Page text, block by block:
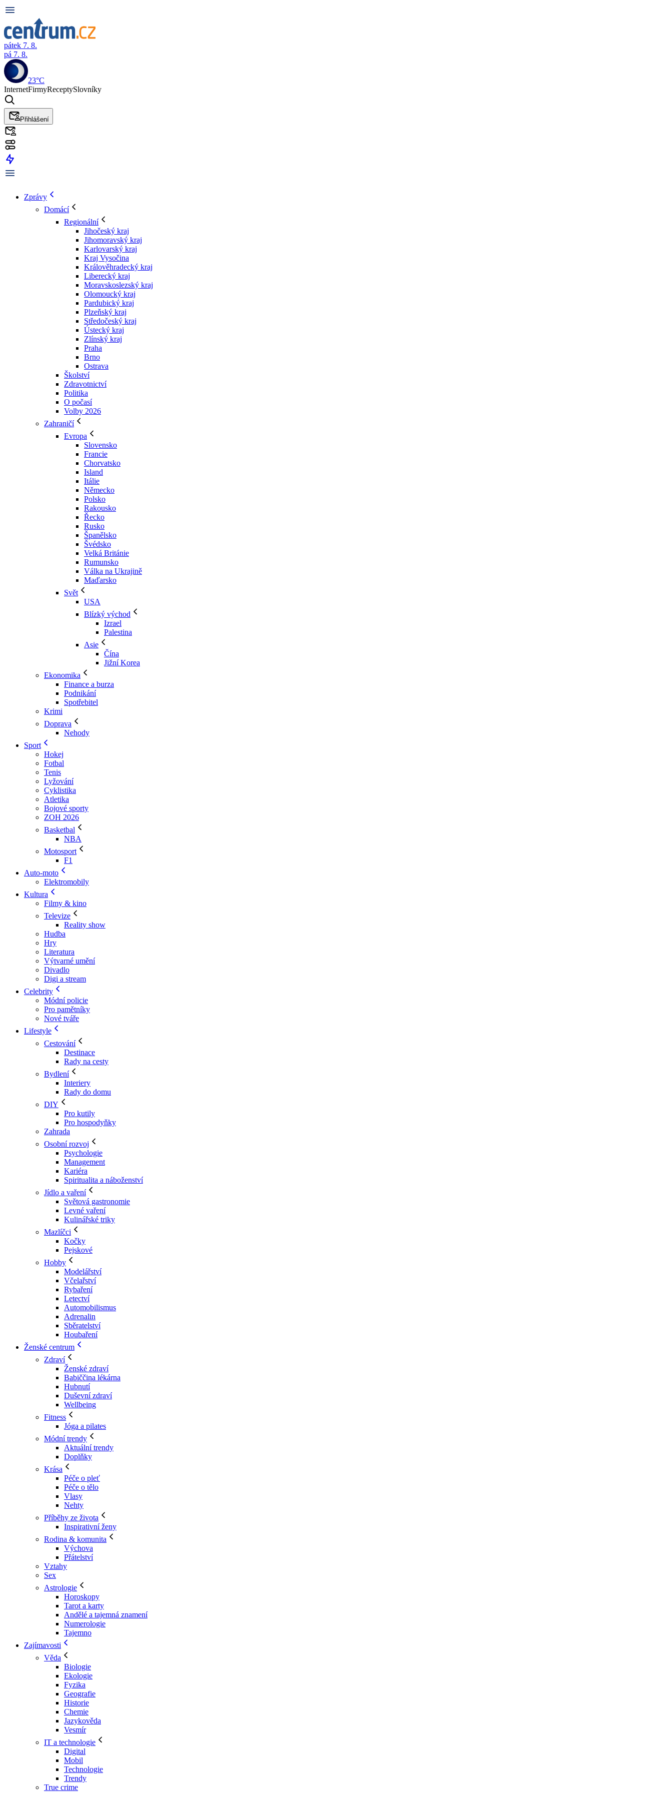
pátek 7. 8.
pá 7. 8.
23°C
InternetFirmyReceptySlovníky
Přihlášení
Zprávy
Domácí
Regionální
Jihočeský kraj
Jihomoravský kraj
Karlovarský kraj
Kraj Vysočina
Králověhradecký kraj
Liberecký kraj
Moravskoslezský kraj
Olomoucký kraj
Pardubický kraj
Plzeňský kraj
Středočeský kraj
Ústecký kraj
Zlínský kraj
Praha
Brno
Ostrava
Školství
Zdravotnictví
Politika
O počasí
Volby 2026
Zahraničí
Evropa
Slovensko
Francie
Chorvatsko
Island
Itálie
Německo
Polsko
Rakousko
Řecko
Rusko
Španělsko
Švédsko
Velká Británie
Rumunsko
Válka na Ukrajině
Maďarsko
Svět
USA
Blízký východ
Izrael
Palestina
Asie
Čína
Jižní Korea
Ekonomika
Finance a burza
Podnikání
Spotřebitel
Krimi
Doprava
Nehody
Sport
Hokej
Fotbal
Tenis
Lyžování
Cyklistika
Atletika
Bojové sporty
ZOH 2026
Basketbal
NBA
Motosport
F1
Auto-moto
Elektromobily
Kultura
Filmy & kino
Televize
Reality show
Hudba
Hry
Literatura
Výtvarné umění
Divadlo
Digi a stream
Celebrity
Módní policie
Pro pamětníky
Nové tváře
Lifestyle
Cestování
Destinace
Rady na cesty
Bydlení
Interiery
Rady do domu
DIY
Pro kutily
Pro hospodyňky
Zahrada
Osobní rozvoj
Psychologie
Management
Kariéra
Spiritualita a náboženství
Jídlo a vaření
Světová gastronomie
Levné vaření
Kulinářské triky
Mazlíčci
Kočky
Pejskové
Hobby
Modelářství
Včelařství
Rybaření
Letectví
Automobilismus
Adrenalin
Sběratelství
Houbaření
Ženské centrum
Zdraví
Ženské zdraví
Babiččina lékárna
Hubnutí
Duševní zdraví
Wellbeing
Fitness
Jóga a pilates
Módní trendy
Aktuální trendy
Doplňky
Krása
Péče o pleť
Péče o tělo
Vlasy
Nehty
Příběhy ze života
Inspirativní ženy
Rodina & komunita
Výchova
Přátelství
Vztahy
Sex
Astrologie
Horoskopy
Tarot a karty
Andělé a tajemná znamení
Numerologie
Tajemno
Zajímavosti
Věda
Biologie
Ekologie
Fyzika
Geografie
Historie
Chemie
Jazykověda
Vesmír
IT a technologie
Digital
Mobil
Technologie
Trendy
True crime